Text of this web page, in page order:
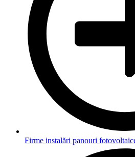
Firme instalări panouri